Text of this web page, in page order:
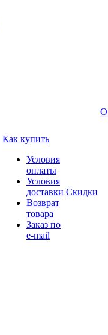
Как купить
Условия
оплаты
Условия
доставки
Возврат
товара
Заказ по
e-mail
Скидки
О